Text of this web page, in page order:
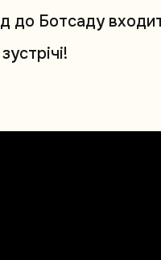
д до Ботсаду входи
зустрічі!